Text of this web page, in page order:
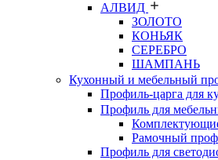
АЛВИД
ЗОЛОТО
КОНЬЯК
СЕРЕБРО
ШАМПАНЬ
Кухонный и мебельный
Профиль-царга для
Профиль для
Рамочный
Профиль для